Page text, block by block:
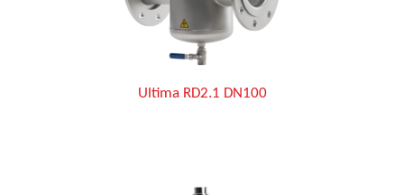
Ultima RD2.1 DN100